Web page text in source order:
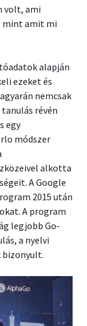
volt, ami
mint amit mi
alapján
ezeket és
nemcsak
révén
egy
módszer
alkotta
A Google
2015 után
A program
legjobb Go-
a nyelvi
bizonyult.